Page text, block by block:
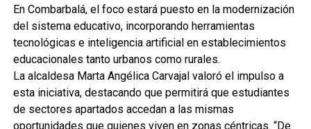
En Combarbalá, el foco estará puesto en la modernización
del sistema educativo, incorporando herramientas
tecnológicas e inteligencia artificial en establecimientos
educacionales tanto urbanos como rurales.
La alcaldesa Marta Angélica Carvajal valoró el impulso a
esta iniciativa, destacando que permitirá que estudiantes
de sectores apartados accedan a las mismas
oportunidades que quienes viven en zonas céntricas. “De